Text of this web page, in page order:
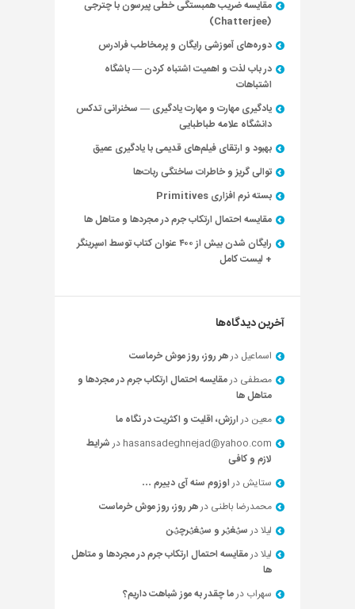
مقایسه ضریب همبستگی خطی پیرسون با چترجی
(Chatterjee)
دوره‌های آموزشی رایگان و پرمخاطب فرادرس
در باب لذت و اهمیت اشتباه کردن — باشگاه
اشتباهات
یادگیری مهارت و مهارت یادگیری — سخنرانی تدکس
دانشگاه علامه طباطبایی
بهبود و ارتقای فیلم‌های قدیمی با یادگیری عمیق
توالی گریز و خاطرات ساختگی ربات‌ها
بسته نرم افزاری Primitives
مقایسه احتمال ارتکاب جرم در مجردها و متاهل ها
رایگان شدن بیش از ۴۰۰ عنوان کتاب توسط اسپرینگر
+ لیست کامل
آخرین دیدگاه‌ها
اسماعیل درهر روز، روز موش خرماست
مصطفی درمقایسه احتمال ارتکاب جرم در مجردها و
متاهل ها
معین درارزش، اقلیت و اکثریت در نگاه ما
hasansadeghnejad@yahoo.com درشرایط
لازم و کافی
ستایش دراوزوم سنه آی دییرم …
محمدرضا باطنی درهر روز، روز موش خرماست
لیلادرسؽغؽر و سؽغؽرچؽن
لیلادرمقایسه احتمال ارتکاب جرم در مجردها و متاهل
ها
سهراب درما چقدر به موز شباهت داریم؟